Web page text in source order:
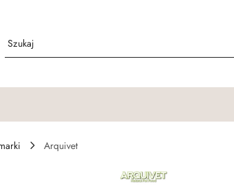
Arquivet
NAZWA
PRODUCENTA: